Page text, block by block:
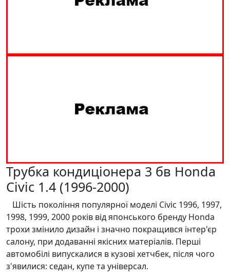
Трубка кондиціонера 3 бв Honda
Civic 1.4 (1996-2000)
Шість покоління популярної моделі Civic 1996, 1997,
1998, 1999, 2000 років від японського бренду Honda
трохи змінило дизайн і значно покращився інтер'єр
салону, при додаванні якісних матеріалів. Перші
автомобілі випускалися в кузові хетчбек, після чого
з'явилися: седан, купе та універсал.